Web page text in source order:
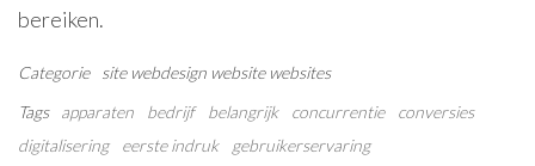
bereiken.
Categorie site webdesign website websites
Tags
apparaten bedrijf belangrijk concurrentie
conversies
digitalisering
eerste indruk
gebruikerservaring